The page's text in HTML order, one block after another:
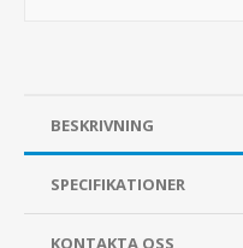
BESKRIVNING
SPECIFIKATIONER
KONTAKTA OSS